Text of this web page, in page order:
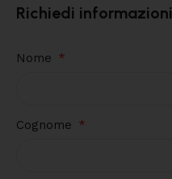
Richiedi informazioni
Nome
Cognome